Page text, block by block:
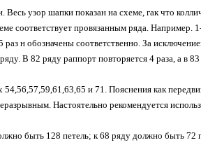
узор шапки показан на схеме, гак что
соответствует провязанным ряда. Например.
н обозначены соответственно. За
В 82 ряду раппорт повторяется 4 раза, а в 83
54,56,57,59,61,63,65 и 71. Пояснения как
Настоятельно рекомендуется
быть 128 петель; к 68 ряду должно быть 72